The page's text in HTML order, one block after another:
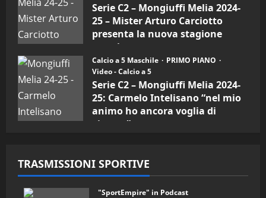
Serie C2 – Mongiuffi Melia 2024-
25 – Mister Arturo Carciotto
presenta la nuova stagione
sportiva
11/09/2024
Calcio a 5 Maschile
PRIMO PIANO
Video - Calcio a 5
Serie C2 – Mongiuffi Melia 2024-
25: Carmelo Intelisano “nel mio
animo ho ancora voglia di
vincere”
TRASMISSIONI SPORTIVE
"SportEmpire" in Podcast